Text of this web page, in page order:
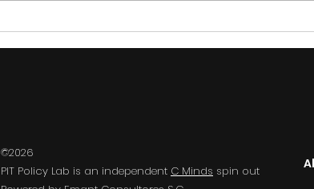
©2026
PIT Policy Lab is an independent C Minds spin out